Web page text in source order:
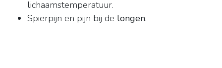
lichaamstemperatuur.
Spierpijn en pijn bij de longen.